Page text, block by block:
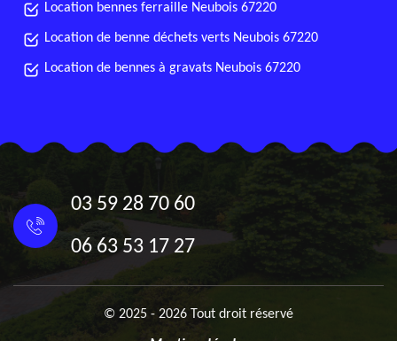
Location bennes ferraille Neubois 67220
Location de benne déchets verts Neubois 67220
Location de bennes à gravats Neubois 67220
03 59 28 70 60
06 63 53 17 27
© 2025 - 2026 Tout droit réservé